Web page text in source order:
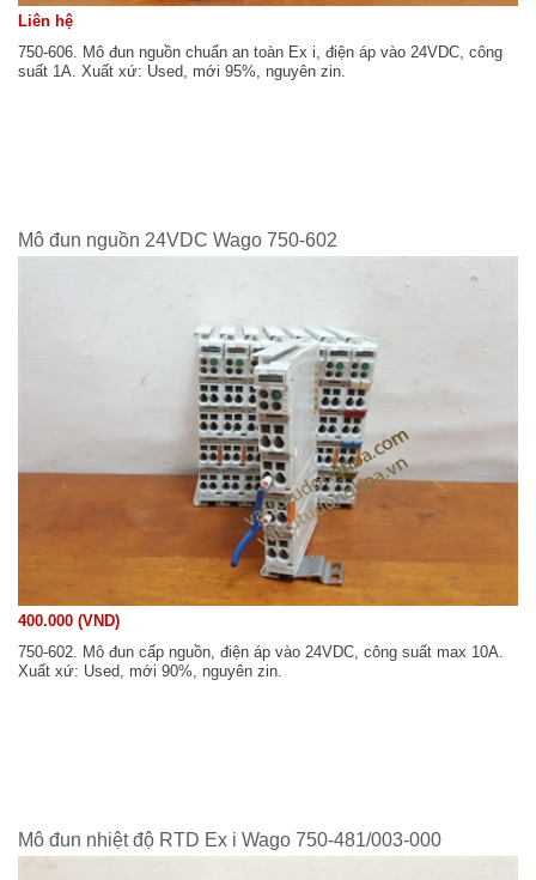
Liên hệ
750-606. Mô đun nguồn chuẩn an toàn Ex i, điện áp vào 24VDC, công
suất 1A. Xuất xứ: Used, mới 95%, nguyên zin.
Mô đun nguồn 24VDC Wago 750-602
400.000 (VND)
750-602. Mô đun cấp nguồn, điện áp vào 24VDC, công suất max 10A.
Xuất xứ: Used, mới 90%, nguyên zin.
Mô đun nhiệt độ RTD Ex i Wago 750-481/003-000